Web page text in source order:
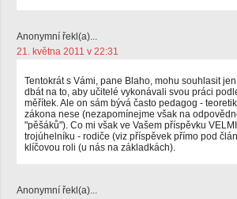
Anonymní řekl(a)...
21. května 2011 v 22:31
Tentokrát s Vámi, pane Blaho, mohu souhlasit
dbát na to, aby učitelé vykonávali svou práci
měřítek. Ale on sám bývá často pedagog -
zákona nese (nezapomínejme však na
"pěšáků"). Co mi však ve Vašem příspěvku
trojúhelníku - rodiče (viz příspěvek přímo pod
klíčovou roli (u nás na základkách).
Anonymní řekl(a)...